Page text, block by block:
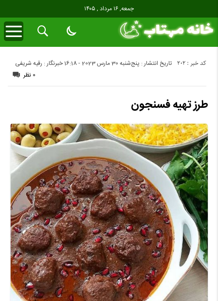
جمعه, ۱۶ مرداد , ۱۴۰۵
تاریخ انتشار : پنج‌شنبه 30 مارس 2023 - 16:18 خبرنگار : رقیه شریفی کد خبر : 202
0 نظر
طرز تهیه فسنجون